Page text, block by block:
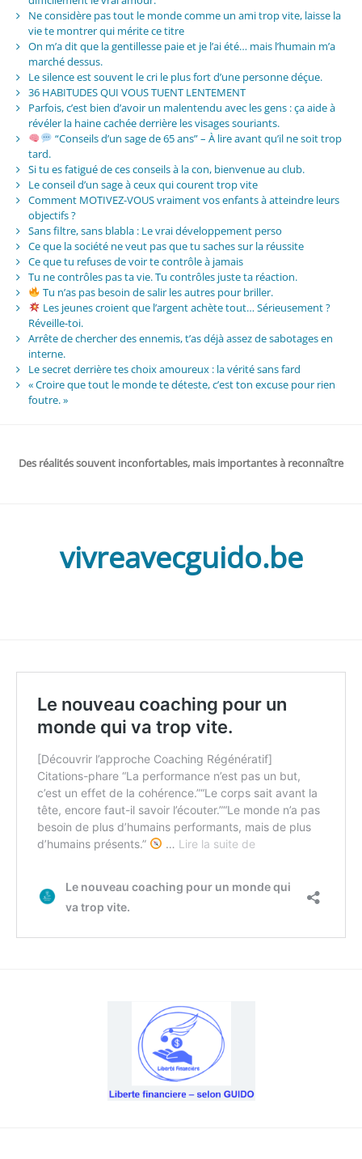
Ne considère pas tout le monde comme un ami trop vite, laisse la
vie te montrer qui mérite ce titre
On m’a dit que la gentillesse paie et je l’ai été… mais l’humain m’a
marché dessus.
Le silence est souvent le cri le plus fort d’une personne déçue.
36 HABITUDES QUI VOUS TUENT LENTEMENT
Parfois, c’est bien d’avoir un malentendu avec les gens : ça aide à
révéler la haine cachée derrière les visages souriants.
“Conseils d’un sage de 65 ans” – À lire avant qu’il ne soit trop
tard.
Si tu es fatigué de ces conseils à la con, bienvenue au club.
Le conseil d’un sage à ceux qui courent trop vite
Comment MOTIVEZ-VOUS vraiment vos enfants à atteindre leurs
objectifs ?
Sans filtre, sans blabla : Le vrai développement perso
Ce que la société ne veut pas que tu saches sur la réussite
Ce que tu refuses de voir te contrôle à jamais
Tu ne contrôles pas ta vie. Tu contrôles juste ta réaction.
Tu n’as pas besoin de salir les autres pour briller.
Les jeunes croient que l’argent achète tout… Sérieusement ?
Réveille-toi.
Arrête de chercher des ennemis, t’as déjà assez de sabotages en
interne.
Le secret derrière tes choix amoureux : la vérité sans fard
« Croire que tout le monde te déteste, c’est ton excuse pour rien
foutre. »
Des réalités souvent inconfortables, mais importantes à reconnaître
vivreavecguido.be